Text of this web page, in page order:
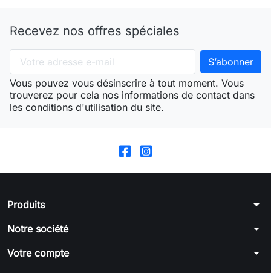
Recevez nos offres spéciales
Vous pouvez vous désinscrire à tout moment. Vous
trouverez pour cela nos informations de contact dans
les conditions d'utilisation du site.
Produits arrow_drop_down
Notre société arrow_drop_down
Votre compte arrow_drop_down